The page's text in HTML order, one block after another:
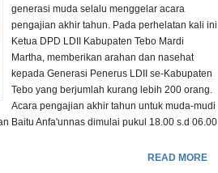
generasi muda selalu menggelar acara
pengajian akhir tahun. Pada perhelatan kali ini
Ketua DPD LDII Kabupaten Tebo Mardi
Martha, memberikan arahan dan nasehat
kepada Generasi Penerus LDII se-Kabupaten
Tebo yang berjumlah kurang lebih 200 orang.
Acara pengajian akhir tahun untuk muda-mudi
Baitu Anfa'unnas dimulai pukul 18.00 s.d 06.00
READ MORE